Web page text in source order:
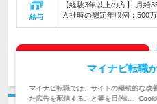
給与
【経験3年以上の方】 月
入社時の想定年収例：500
マイナビ転職
マイナビ転職では、サイトの継続的な改
た広告を配信すること等を目的に、